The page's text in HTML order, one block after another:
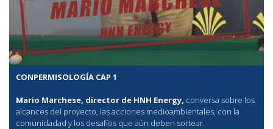
CONPERMISOLOGÍA CAP 1
Mario Marchese, director de HNH Energy, conversa sobre los
alcances del proyecto, las acciones medioambientales, con la
comunidadad y los desafíos que aún deben sortear.